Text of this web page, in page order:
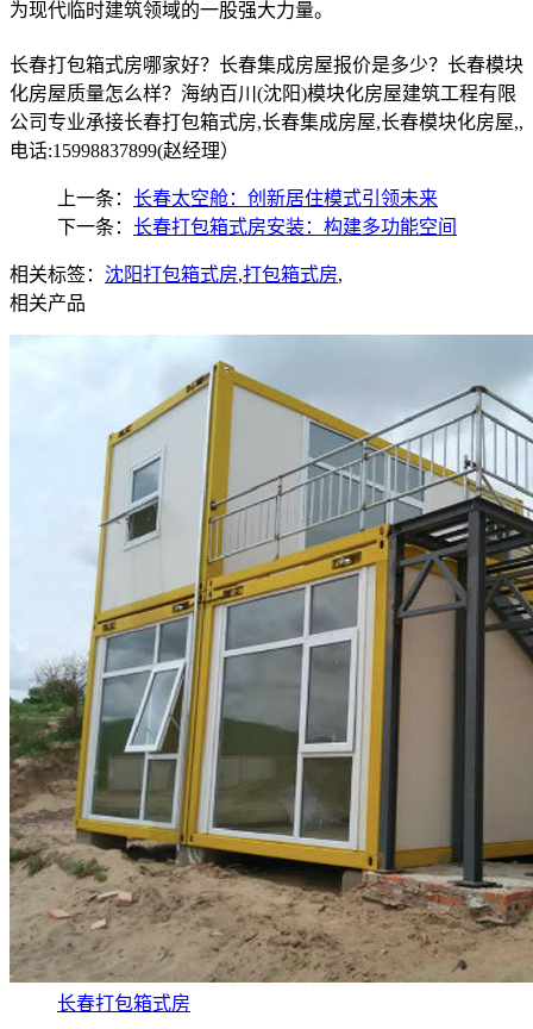
为现代临时建筑领域的一股强大力量。
长春打包箱式房哪家好？长春集成房屋报价是多少？长春模块
化房屋质量怎么样？海纳百川(沈阳)模块化房屋建筑工程有限
公司专业承接长春打包箱式房,长春集成房屋,长春模块化房屋,,
电话:15998837899(赵经理）
上一条： 长春太空舱：创新居住模式引领未来
下一条： 长春打包箱式房安装：构建多功能空间
相关标签： 沈阳打包箱式房,打包箱式房,
相关产品
长春打包箱式房